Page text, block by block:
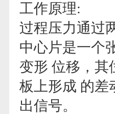
工作原理:
过程压力通过
中心片是一个
变形 位移，其
板上形成 的差
出信号。